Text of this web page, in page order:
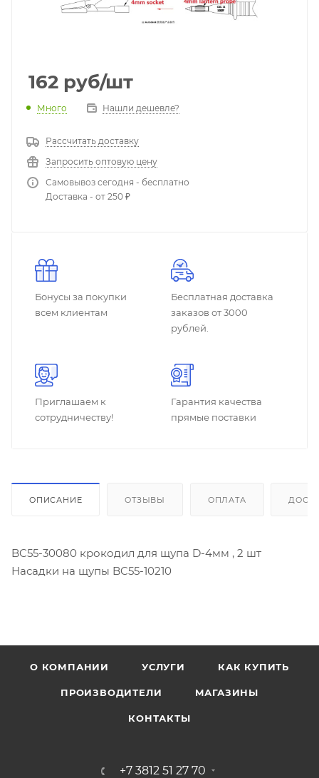
162 руб/шт
Много Нашли дешевле?
Рассчитать доставку
Запросить оптовую цену
Самовывоз сегодня - бесплатно
Доставка - от 250 ₽
Бонусы за покупки
всем клиентам
Бесплатная доставка
заказов от 3000
рублей.
Приглашаем к
сотрудничеству!
Гарантия качества
прямые поставки
ОПИСАНИЕ ОТЗЫВЫ ОПЛАТА
BC55-30080 крокодил для щупа D-4мм , 2 шт
Насадки на щупы BC55-10210
О КОМПАНИИ УСЛУГИ КАК КУПИТЬ
ПРОИЗВОДИТЕЛИ МАГАЗИНЫ
КОНТАКТЫ
+7 3812 51 27 70